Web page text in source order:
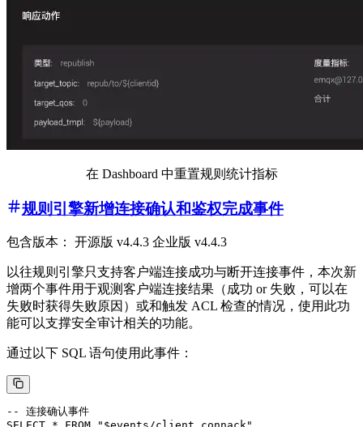
在 Dashboard 中重置规则统计指标
规则引擎新增连接确认和鉴权完成事件
包含版本： 开源版 v4.4.3 企业版 v4.4.3
以往规则引擎只支持客户端连接成功与断开连接事件，本次新
增两个事件用于观测客户端连接结果（成功 or 失败，可以在
失败时获得失败原因）或和触发 ACL 检查的情况，使用此功
能可以支撑安全审计相关的功能。
通过以下 SQL 语句使用此事件：
-- 连接确认事件